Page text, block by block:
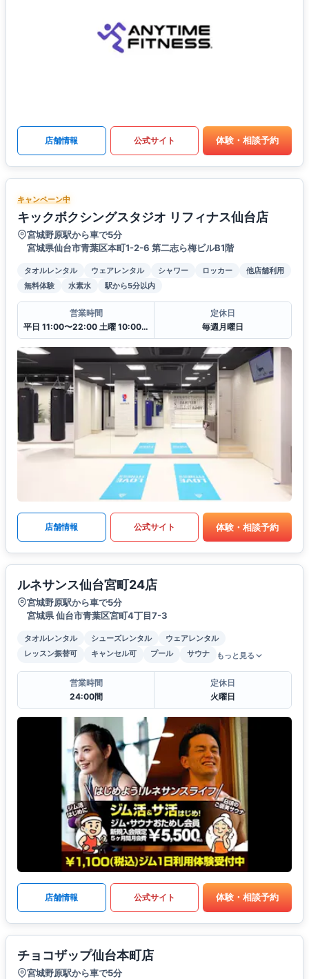
店舗情報 公式サイト 体験・相談予約
キャンペーン中
キックボクシングスタジオ リフィナス仙台店
宮城野原駅から車で5分
宮城県仙台市青葉区本町1-2-6 第二志ら梅ビルB1階
タオルレンタル ウェアレンタル シャワー ロッカー
他店舗利用
無料体験
水素水 駅から5分以内
営業時間
平日 11:00〜22:00 土曜 10:00〜20:00 日・祝 10:00〜18:00
定休日
毎週月曜日
店舗情報 公式サイト 体験・相談予約
ルネサンス仙台宮町24店
宮城野原駅から車で5分
宮城県 仙台市青葉区宮町4丁目7-3
タオルレンタル シューズレンタル
ウェアレンタル
レッスン振替可
キャンセル可 プール サウナ もっと見る
営業時間
24:00間
定休日
火曜日
店舗情報 公式サイト 体験・相談予約
チョコザップ仙台本町店
宮城野原駅から車で5分